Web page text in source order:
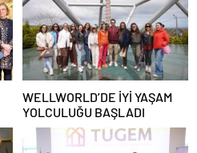
WELLWORLD’DE İYİ YAŞAM
YOLCULUĞU BAŞLADI